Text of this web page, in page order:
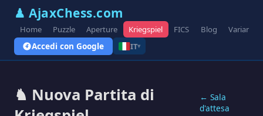
♟ AjaxChess.com
Home Puzzle Aperture Kriegspiel FICS Blog Varianti
Accedi con Google IT▾
♞ Nuova Partita di
← Sala
d'attesa